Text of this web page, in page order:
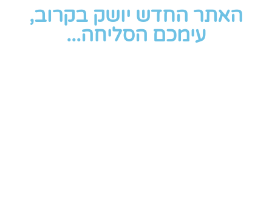
האתר החדש יושק בקרוב,
עימכם הסליחה...